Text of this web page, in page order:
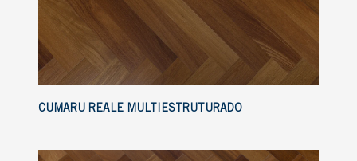
CUMARU REALE MULTIESTRUTURADO